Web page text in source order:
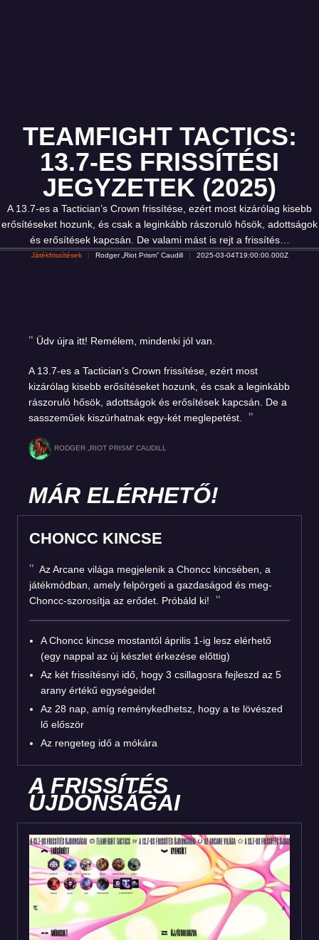
TEAMFIGHT TACTICS:
13.7-ES FRISSÍTÉSI
JEGYZETEK (2025)
A 13.7-es a Tactician’s Crown frissítése, ezért most kizárólag kisebb
erősítéseket hozunk, és csak a leginkább rászoruló hősök, adottságok
és erősítések kapcsán. De valami mást is rejt a frissítés…
Játékfrissítések Rodger „Riot Prism” Caudill 2025-03-04T19:00:00.000Z
Üdv újra itt! Remélem, mindenki jól van.
A 13.7-es a Tactician’s Crown frissítése, ezért most
kizárólag kisebb erősítéseket hozunk, és csak a leginkább
rászoruló hősök, adottságok és erősítések kapcsán. De a
sasszeműek kiszúrhatnak egy-két meglepetést.
RODGER „RIOT PRISM” CAUDILL
MÁR ELÉRHETŐ!
CHONCC KINCSE
Az Arcane világa megjelenik a Choncc kincsében, a
játékmódban, amely felpörgeti a gazdaságod és meg-
Choncc-szorosítja az erődet. Próbáld ki!
A Choncc kincse mostantól április 1-ig lesz elérhető
(egy nappal az új készlet érkezése előttig)
Az két frissítésnyi idő, hogy 3 csillagosra fejleszd az 5
arany értékű egységeidet
Az 28 nap, amíg reménykedhetsz, hogy a te lövészed
lő először
Az rengeteg idő a mókára
A FRISSÍTÉS
ÚJDONSÁGAI